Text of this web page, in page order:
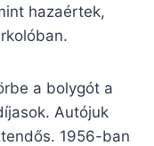
hazaértek,
a bolygót a
Autójuk
1956-ban